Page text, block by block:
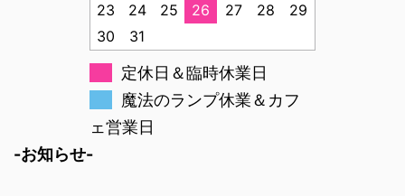
23
24 25 26 27 28
29
30
31
定休日＆臨時休業日
魔法のランプ休業＆カフ
ェ営業日
-お知らせ-